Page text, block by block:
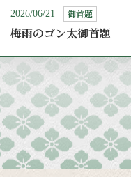
2026/06/21 御首題
梅雨のゴン太御首題